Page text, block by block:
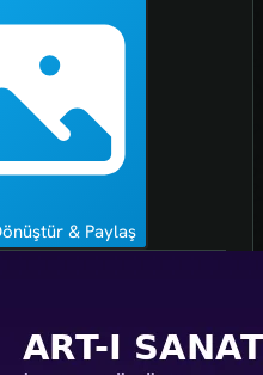
& Paylaş